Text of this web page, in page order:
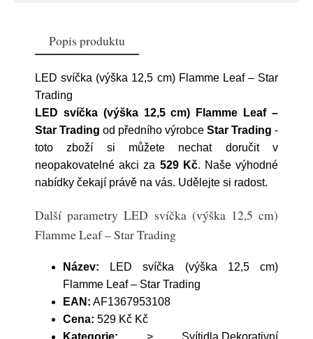
Popis produktu
LED svíčka (výška 12,5 cm) Flamme Leaf – Star
Trading
LED svíčka (výška 12,5 cm) Flamme Leaf –
Star Trading od předního výrobce Star Trading -
toto zboží si můžete nechat doručit v
neopakovatelné akci za 529 Kč. Naše výhodné
nabídky čekají právě na vás. Udělejte si radost.
Další parametry LED svíčka (výška 12,5 cm)
Flamme Leaf – Star Trading
Název: LED svíčka (výška 12,5 cm)
Flamme Leaf – Star Trading
EAN: AF1367953108
Cena: 529 Kč Kč
Kategorie: > Svítidla,Dekorativní